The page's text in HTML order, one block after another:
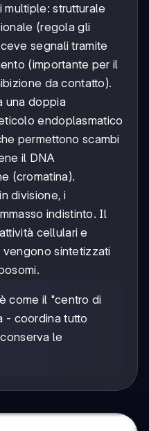
multiple: strutturale
(regola gli
segnali tramite
(importante per il
da contatto).
una doppia
endoplasmatico
permettono scambi
il DNA
(cromatina).
divisione, i
indistinto. Il
cellulari e
sintetizzati
come il "centro di
- coordina tutto
le